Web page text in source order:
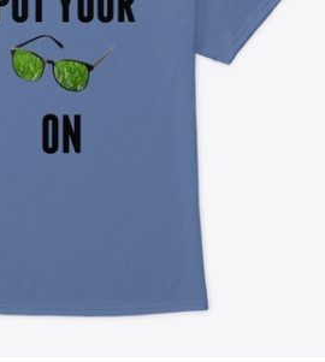
Verkoop overal
Verkoop alles